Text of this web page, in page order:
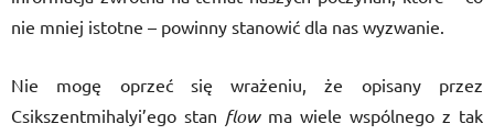
nie mniej istotne – powinny stanowić dla nas wyzwanie.
Nie mogę oprzeć się wrażeniu, że opisany przez
Csikszentmihalyi’ego stan flowma wiele wspólnego z tak